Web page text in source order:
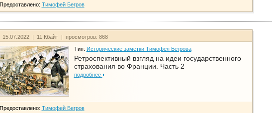
Предоставлено: Тимофей Бегров
15.07.2022 | 11 Кбайт | просмотров: 868
Тип: Исторические заметки Тимофея Бегрова
Ретроспективный взгляд на идеи государственного
страхования во Франции. Часть 2
подробнее
Предоставлено: Тимофей Бегров